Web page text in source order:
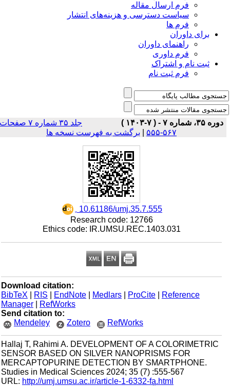
فرم ارسال مقاله
سیاست دسترسی و هزینه‌های انتشار
فرم ها
برای داوران
راهنمای داوران
فرم داوری
ثبت نام و اشتراک
فرم ثبت نام
دوره ۳۵، شماره ۷ - ( ۷-۱۴۰۳ )
جلد ۳۵ شماره ۷ صفحات
۵۶۷-۵۵۵
| برگشت به فهرست نسخه ها
‎ 10.61186/umj.35.7.555
Research code: 12766
Ethics code: IR.UMSU.REC.1403.031
Download citation:
BibTeX
| RIS |EndNote |Medlars |ProCite |Reference
Manager
|RefWorks
Send citation to:
Mendeley
Zotero RefWorks
Hallaj T, Rahimi A. DEVELOPMENT OF A COLORIMETRIC
SENSOR BASED ON SILVER NANOPRISMS FOR
MERCAPTOPURINE DETECTION BY SMARTPHONE.
Studies in Medical Sciences 2024; 35 (7) :555-567
URL:http://umj.umsu.ac.ir/article-1-6332-fa.html